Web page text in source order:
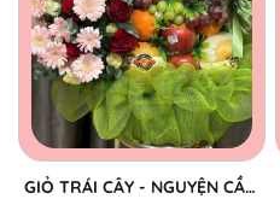
GIỎ TRÁI CÂY - NGUYỆN CẦU